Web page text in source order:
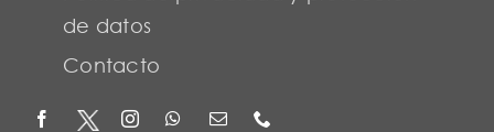
de datos
Contacto